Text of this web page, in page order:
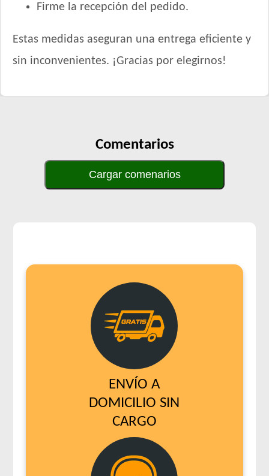
Firme la recepción del pedido.
Estas medidas aseguran una entrega eficiente y
sin inconvenientes. ¡Gracias por elegirnos!
Comentarios
Cargar comenarios
ENVÍO A
DOMICILIO SIN
CARGO